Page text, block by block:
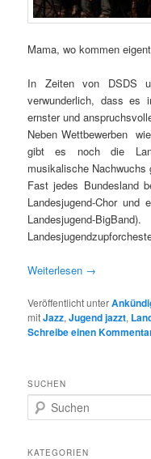
Mama, wo kommen
In Zeiten von DSDS
verwunderlich, dass es
ernster und
Neben Wettbewerben
gibt es noch die
musikalische Nachwuchs
Fast jedes Bundesland
Landesjugend-Chor und
Landesjugend-
Weiterlesen →
Veröffentlicht unter
mitJazz,Jugend jazzt,
Schreibe einen
SUCHEN
u
h
KATEGORIEN